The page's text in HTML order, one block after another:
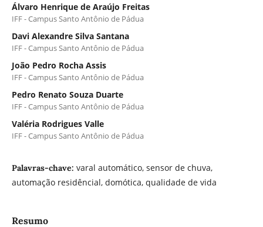
Álvaro Henrique de Araújo Freitas
IFF - Campus Santo Antônio de Pádua
Davi Alexandre Silva Santana
IFF - Campus Santo Antônio de Pádua
João Pedro Rocha Assis
IFF - Campus Santo Antônio de Pádua
Pedro Renato Souza Duarte
IFF - Campus Santo Antônio de Pádua
Valéria Rodrigues Valle
IFF - Campus Santo Antônio de Pádua
Palavras-chave: varal automático, sensor de chuva,
automação residêncial, domótica, qualidade de vida
Resumo